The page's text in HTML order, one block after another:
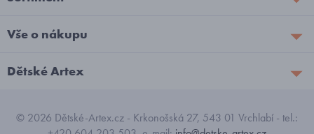
Vše o nákupu
Dětské Artex
© 2026 Dětské-Artex.cz - Krkonošská 27, 543 01 Vrchlabí - tel.: